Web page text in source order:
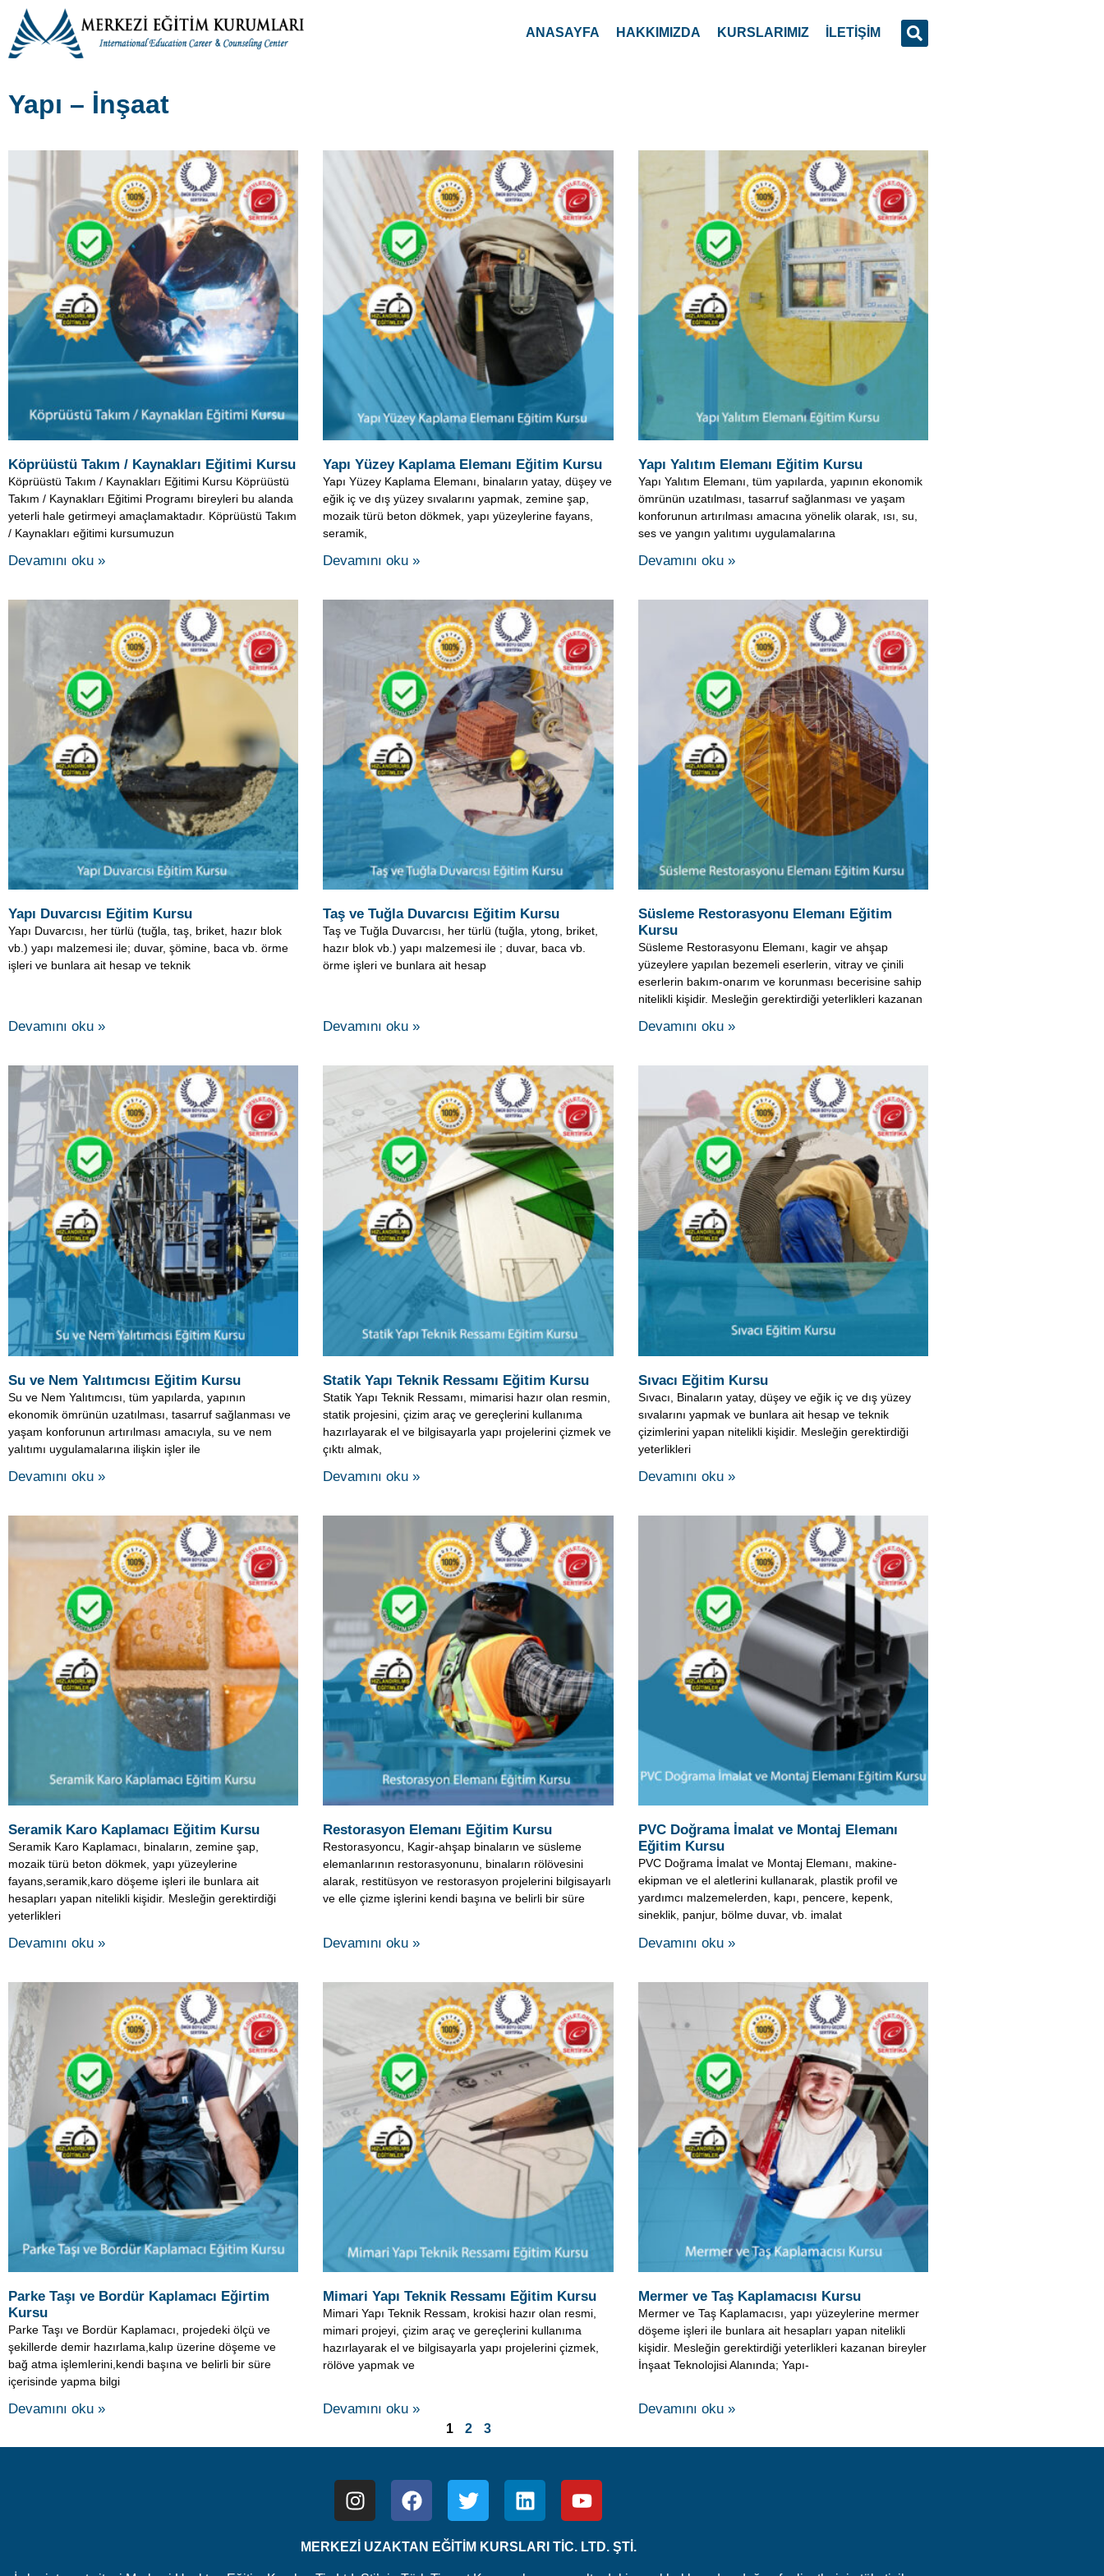
Köprüüstü Takım / Kaynakları Eğitimi Kursu
Köprüüstü Takım / Kaynakları Eğitimi Kursu Köprüüstü
Takım / Kaynakları Eğitimi Programı bireyleri bu alanda
yeterli hale getirmeyi amaçlamaktadır. Köprüüstü Takım
/ Kaynakları eğitimi kursumuzun
Devamını oku »
Yapı Yüzey Kaplama Elemanı Eğitim Kursu
Yapı Yüzey Kaplama Elemanı, binaların yatay, düşey ve
eğik iç ve dış yüzey sıvalarını yapmak, zemine şap,
mozaik türü beton dökmek, yapı yüzeylerine fayans,
seramik,
Devamını oku »
Yapı Yalıtım Elemanı Eğitim Kursu
Yapı Yalıtım Elemanı, tüm yapılarda, yapının ekonomik
ömrünün uzatılması, tasarruf sağlanması ve yaşam
konforunun artırılması amacına yönelik olarak, ısı, su,
ses ve yangın yalıtımı uygulamalarına
Devamını oku »
Yapı Duvarcısı Eğitim Kursu
Yapı Duvarcısı, her türlü (tuğla, taş, briket, hazır blok
vb.) yapı malzemesi ile; duvar, şömine, baca vb. örme
işleri ve bunlara ait hesap ve teknik
Taş ve Tuğla Duvarcısı Eğitim Kursu
Taş ve Tuğla Duvarcısı, her türlü (tuğla, ytong, briket,
hazır blok vb.) yapı malzemesi ile ; duvar, baca vb.
örme işleri ve bunlara ait hesap
Devamını oku »
Süsleme Restorasyonu Elemanı Eğitim
Kursu
Süsleme Restorasyonu Elemanı, kagir ve ahşap
yüzeylere yapılan bezemeli eserlerin, vitray ve çinili
eserlerin bakım-onarım ve korunması becerisine sahip
nitelikli kişidir. Mesleğin gerektirdiği yeterlikleri kazanan
Su ve Nem Yalıtımcısı Eğitim Kursu
Su ve Nem Yalıtımcısı, tüm yapılarda, yapının
ekonomik ömrünün uzatılması, tasarruf sağlanması ve
yaşam konforunun artırılması amacıyla, su ve nem
yalıtımı uygulamalarına ilişkin işler ile
Devamını oku »
Statik Yapı Teknik Ressamı Eğitim Kursu
Statik Yapı Teknik Ressamı, mimarisi hazır olan resmin,
statik projesini, çizim araç ve gereçlerini kullanıma
hazırlayarak el ve bilgisayarla yapı projelerini çizmek ve
çıktı almak,
Devamını oku »
Sıvacı Eğitim Kursu
Sıvacı, Binaların yatay, düşey ve eğik iç ve dış yüzey
sıvalarını yapmak ve bunlara ait hesap ve teknik
çizimlerini yapan nitelikli kişidir. Mesleğin gerektirdiği
Devamını oku »
Seramik Karo Kaplamacı Eğitim Kursu
Seramik Karo Kaplamacı, binaların, zemine şap,
mozaik türü beton dökmek, yapı yüzeylerine
fayans,seramik,karo döşeme işleri ile bunlara ait
hesapları yapan nitelikli kişidir. Mesleğin gerektirdiği
Devamını oku »
Restorasyon Elemanı Eğitim Kursu
Restorasyoncu, Kagir-ahşap binaların ve süsleme
elemanlarının restorasyonunu, binaların rölövesini
alarak, restitüsyon ve restorasyon projelerini bilgisayarlı
ve elle çizme işlerini kendi başına ve belirli bir süre
Devamını oku »
PVC Doğrama İmalat ve Montaj Elemanı
PVC Doğrama İmalat ve Montaj Elemanı, makine-
ekipman ve el aletlerini kullanarak, plastik profil ve
yardımcı malzemelerden, kapı, pencere, kepenk,
sineklik, panjur, bölme duvar, vb. imalat
Devamını oku »
Parke Taşı ve Bordür Kaplamacı Eğirtim
Kursu
Parke Taşı ve Bordür Kaplamacı, projedeki ölçü ve
şekillerde demir hazırlama,kalıp üzerine döşeme ve
bağ atma işlemlerini,kendi başına ve belirli bir süre
içerisinde yapma bilgi
Mimari Yapı Teknik Ressamı Eğitim Kursu
Mimari Yapı Teknik Ressam, krokisi hazır olan resmi,
mimari projeyi, çizim araç ve gereçlerini kullanıma
rölöve yapmak ve
Mermer ve Taş Kaplamacısı Kursu
Mermer ve Taş Kaplamacısı, yapı yüzeylerine mermer
döşeme işleri ile bunlara ait hesapları yapan nitelikli
kişidir. Mesleğin gerektirdiği yeterlikleri kazanan bireyler
İnşaat Teknolojisi Alanında; Yapı-
3
MERKEZİ UZAKTAN EĞİTİM KURSLARI TİC. LTD. ŞTİ.
© 2007 – 2024 Kaynak gösterilmesi koşulu ile dahi site içeriği kısmen ve/veya tamamen kullanılamaz.